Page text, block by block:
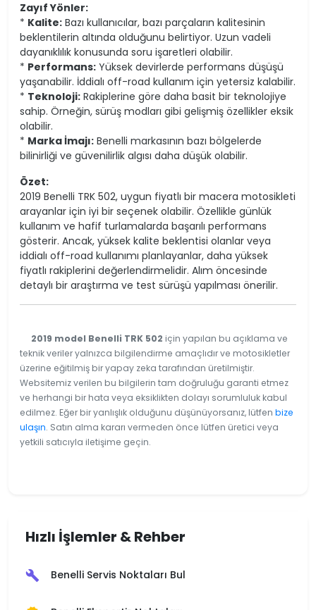
Zayıf Yönler:
* Kalite: Bazı kullanıcılar, bazı parçaların kalitesinin
beklentilerin altında olduğunu belirtiyor. Uzun vadeli
dayanıklılık konusunda soru işaretleri olabilir.
* Performans: Yüksek devirlerde performans düşüşü
yaşanabilir. İddialı off-road kullanım için yetersiz kalabilir.
* Teknoloji: Rakiplerine göre daha basit bir teknolojiye
sahip. Örneğin, sürüş modları gibi gelişmiş özellikler eksik
olabilir.
* Marka İmajı: Benelli markasının bazı bölgelerde
bilinirliği ve güvenilirlik algısı daha düşük olabilir.
Özet:
2019 Benelli TRK 502, uygun fiyatlı bir macera motosikleti
arayanlar için iyi bir seçenek olabilir. Özellikle günlük
kullanım ve hafif turlamalarda başarılı performans
gösterir. Ancak, yüksek kalite beklentisi olanlar veya
iddialı off-road kullanımı planlayanlar, daha yüksek
fiyatlı rakiplerini değerlendirmelidir. Alım öncesinde
detaylı bir araştırma ve test sürüşü yapılması önerilir.
2019 model Benelli TRK 502 için yapılan bu açıklama ve
teknik veriler yalnızca bilgilendirme amaçlıdır ve motosikletler
üzerine eğitilmiş bir yapay zeka tarafından üretilmiştir.
Websitemiz verilen bu bilgilerin tam doğruluğu garanti etmez
ve herhangi bir hata veya eksiklikten dolayı sorumluluk kabul
edilmez. Eğer bir yanlışlık olduğunu düşünüyorsanız, lütfen bize
ulaşın. Satın alma kararı vermeden önce lütfen üretici veya
yetkili satıcıyla iletişime geçin.
Hızlı İşlemler & Rehber
build Benelli Servis Noktaları Bul